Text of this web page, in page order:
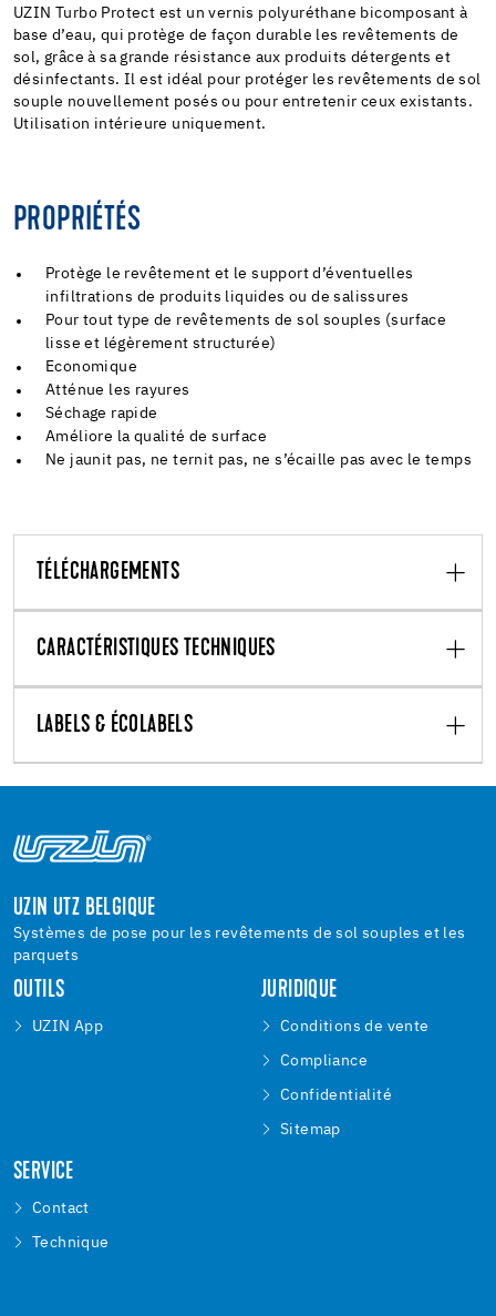
UZIN Turbo Protect est un vernis polyuréthane bicomposant à
base d’eau, qui protège de façon durable les revêtements de
sol, grâce à sa grande résistance aux produits détergents et
désinfectants. Il est idéal pour protéger les revêtements de sol
souple nouvellement posés ou pour entretenir ceux existants.
Utilisation intérieure uniquement.
PROPRIÉTÉS
Protège le revêtement et le support d’éventuelles
infiltrations de produits liquides ou de salissures
Pour tout type de revêtements de sol souples (surface
lisse et légèrement structurée)
Economique
Atténue les rayures
Séchage rapide
Améliore la qualité de surface
Ne jaunit pas, ne ternit pas, ne s’écaille pas avec le temps
TÉLÉCHARGEMENTS
CARACTÉRISTIQUES TECHNIQUES
LABELS & ÉCOLABELS
UZIN UTZ BELGIQUE
Systèmes de pose pour les revêtements de sol souples et les
parquets
OUTILS
UZIN App
JURIDIQUE
Conditions de vente
Compliance
Confidentialité
Sitemap
SERVICE
Contact
Technique